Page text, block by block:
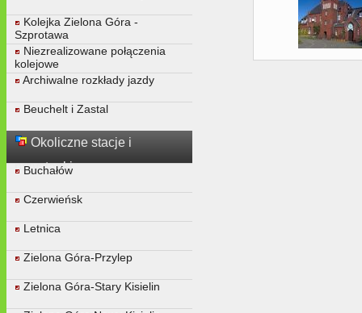
Kolejka Zielona Góra -
Szprotawa
Niezrealizowane połączenia
kolejowe
Archiwalne rozkłady jazdy
Beuchelt i Zastal
Okoliczne stacje i
przystanki
Buchałów
Czerwieńsk
Letnica
Zielona Góra-Przylep
Zielona Góra-Stary Kisielin